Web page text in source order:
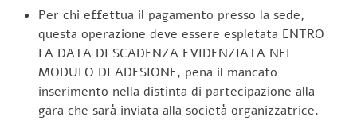
Per chi effettua il pagamento presso la sede,
questa operazione deve essere espletata ENTRO
LA DATA DI SCADENZA EVIDENZIATA NEL
MODULO DI ADESIONE, pena il mancato
inserimento nella distinta di partecipazione alla
gara che sarà inviata alla società organizzatrice.